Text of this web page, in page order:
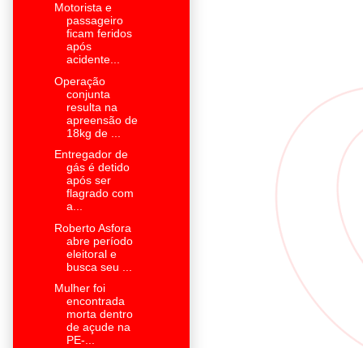
Motorista e
passageiro
ficam feridos
após
acidente...
Operação
conjunta
resulta na
apreensão de
18kg de ...
Entregador de
gás é detido
após ser
flagrado com
a...
Roberto Asfora
abre período
eleitoral e
busca seu ...
Mulher foi
encontrada
morta dentro
de açude na
PE-...